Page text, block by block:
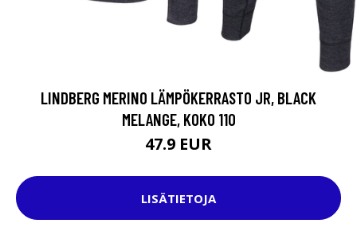
LINDBERG MERINO LÄMPÖKERRASTO JR, BLACK
MELANGE, KOKO 110
47.9 EUR
LISÄTIETOJA